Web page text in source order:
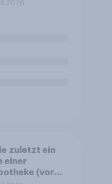
zuletzt ein
einer
(vor